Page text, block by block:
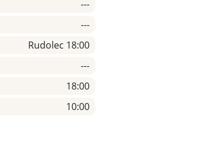
---
---
Rudolec 18:00
---
18:00
10:00